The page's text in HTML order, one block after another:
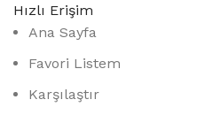
Hızlı Erişim
Ana Sayfa
Favori Listem
Karşılaştır